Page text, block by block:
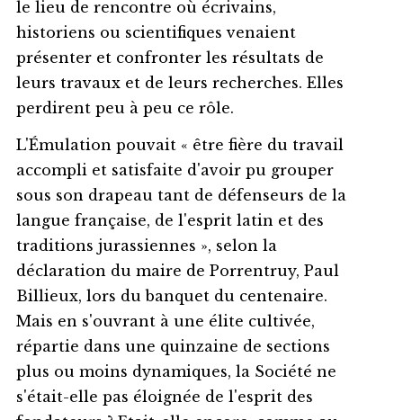
le lieu de rencontre où écrivains,
historiens ou scientifiques venaient
présenter et confronter les résultats de
leurs travaux et de leurs recherches. Elles
perdirent peu à peu ce rôle.
L'Émulation pouvait « être fière du travail
accompli et satisfaite d'avoir pu grouper
sous son drapeau tant de défenseurs de la
langue française, de l'esprit latin et des
traditions jurassiennes », selon la
déclaration du maire de Porrentruy, Paul
Billieux, lors du banquet du centenaire.
Mais en s'ouvrant à une élite cultivée,
répartie dans une quinzaine de sections
plus ou moins dynamiques, la Société ne
s'était-elle pas éloignée de l'esprit des